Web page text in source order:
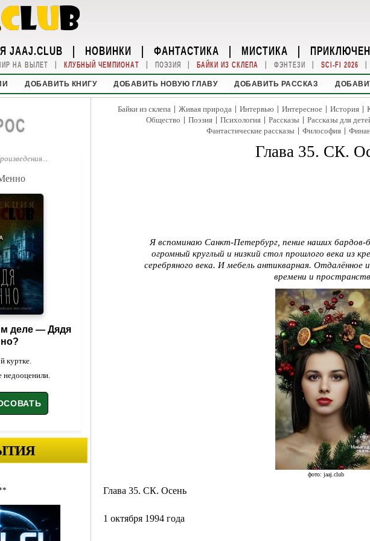
JAAJ.CLUB | НОВИНКИ | ФАНТАСТИКА | МИСТИКА |
НА ВЫЛЕТ | КЛУБНЫЙ ЧЕМПИОНАТ | ПОЭЗИЯ | БАЙКИ ИЗ СКЛЕПА | ФЭНТЕЗИ | SCI-FI 2026 |
ДОБАВИТЬ КНИГУ ДОБАВИТЬ НОВУЮ ГЛАВУ ДОБАВИТЬ РАССКАЗ
деле — Дядя
куртке.
недооценили.
Байки из склепа | Живая природа | Интервью | Интересное | История |
Общество | Поэзия | Психология | Рассказы | Рассказы для
Фантастические рассказы | Философия |
Глава 35. СК.
Я вспоминаю Санкт-Петербург, пение наших бардов-
огромный круглый и низкий стол прошлого века из
серебряного века. И мебель антикварная. Отдалённое
времени и
фото: jaaj.club
Глава 35. СК. Осень
1 октября 1994 года